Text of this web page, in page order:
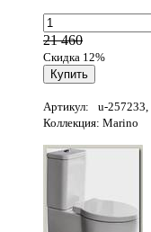
21 460
Скидка 12%
Артикул: u-
Коллекция: Marino